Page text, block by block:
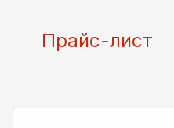
Прайс-лист